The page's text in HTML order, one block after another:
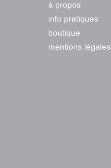
à propos
info pratiques
boutique
mentions légales